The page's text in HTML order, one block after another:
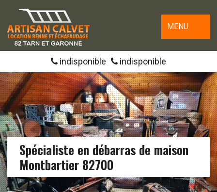
MENU
indisponible indisponible
Spécialiste en débarras de maison
Montbartier 82700